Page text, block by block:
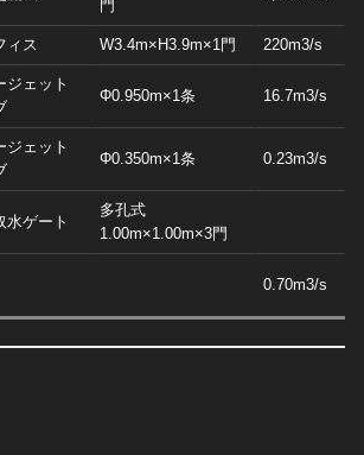
門
ィス W3.4m×H3.9m×1門 220m3/s
ジェット
Φ0.950m×1条 16.7m3/s
ジェット
Φ0.350m×1条 0.23m3/s
水ゲート
多孔式
1.00m×1.00m×3門
0.70m3/s